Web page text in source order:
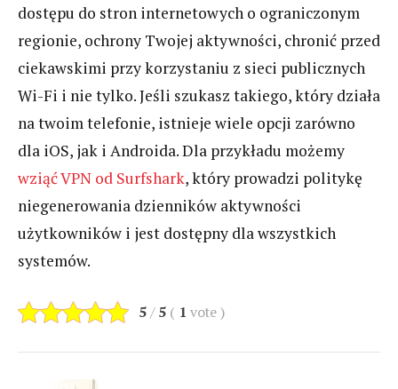
dostępu do stron internetowych o ograniczonym
regionie, ochrony Twojej aktywności, chronić przed
ciekawskimi przy korzystaniu z sieci publicznych
Wi-Fi i nie tylko. Jeśli szukasz takiego, który działa
na twoim telefonie, istnieje wiele opcji zarówno
dla iOS, jak i Androida. Dla przykładu możemy
wziąć VPN od Surfshark, który prowadzi politykę
niegenerowania dzienników aktywności
użytkowników i jest dostępny dla wszystkich
systemów.
5 / 5 ( 1 vote)